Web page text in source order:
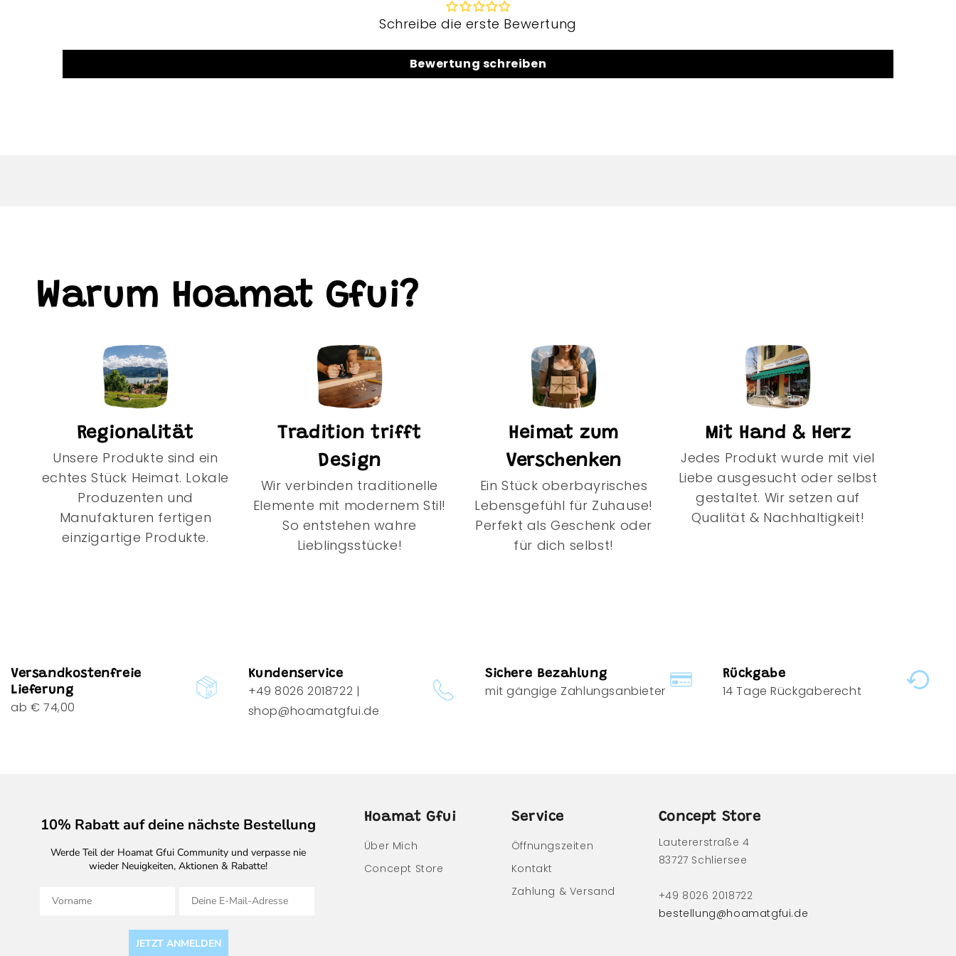
Schreibe die erste Bewertung
Bewertung schreiben
Warum Hoamat Gfui?
Regionalität
Unsere Produkte sind ein
echtes Stück Heimat. Lokale
Produzenten und
Manufakturen fertigen
einzigartige Produkte.
Tradition trifft
Design
Wir verbinden traditionelle
Elemente mit modernem Stil!
So entstehen wahre
Lieblingsstücke!
Heimat zum
Verschenken
Ein Stück oberbayrisches
Lebensgefühl für Zuhause!
Perfekt als Geschenk oder
für dich selbst!
Mit Hand & Herz
Jedes Produkt wurde mit viel
Liebe ausgesucht oder selbst
gestaltet. Wir setzen auf
Qualität & Nachhaltigkeit!
Versandkostenfreie
Lieferung
ab € 74,00
Kundenservice
+49 8026 2018722 |
shop@hoamatgfui.de
Sichere Bezahlung
mit gängige Zahlungsanbieter
Rückgabe
14 Tage Rückgaberecht
10% Rabatt auf deine nächste Bestellung
Werde Teil der Hoamat Gfui Community und verpasse nie
wieder Neuigkeiten, Aktionen & Rabatte!
JETZT ANMELDEN
Hoamat Gfui
Über Mich
Concept Store
Service
Öffnungszeiten
Kontakt
Zahlung & Versand
Concept Store
Lautererstraße 4
83727 Schliersee
+49 8026 2018722
bestellung@hoamatgfui.de